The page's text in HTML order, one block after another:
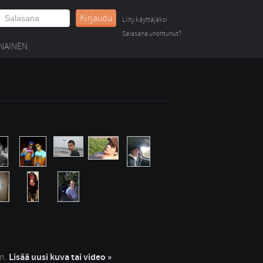
Kirjaudu
Liity käyttäjäksi
Salasana unohtunut?
Lisää uusi kuva tai video »